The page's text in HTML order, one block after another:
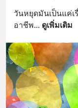
วันหยุดมันเป็นแค่
อาชีพ... ดูเพิ่มเติม